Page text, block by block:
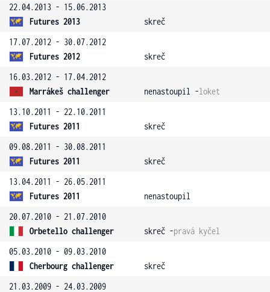
22.04.2013 - 15.06.2013
Futures 2013
skreč
17.07.2012 - 30.07.2012
Futures 2012
skreč
16.03.2012 - 17.04.2012
Marrákeš challenger
nenastoupil -loket
13.10.2011 - 22.10.2011
Futures 2011
skreč
09.08.2011 - 30.08.2011
Futures 2011
skreč
13.04.2011 - 26.05.2011
Futures 2011
nenastoupil
20.07.2010 - 21.07.2010
Orbetello challenger
skreč -pravá kyčel
05.03.2010 - 09.03.2010
Cherbourg challenger
skreč
21.03.2009 - 24.03.2009